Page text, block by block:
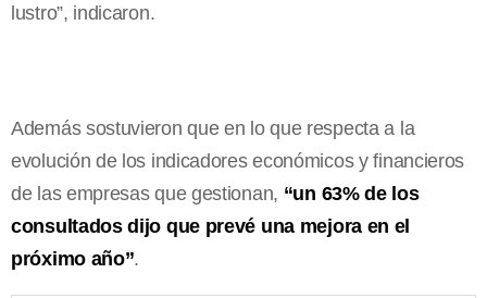
lustro”, indicaron.
Además sostuvieron que en lo que respecta a la
evolución de los indicadores económicos y financieros
de las empresas que gestionan, “un 63% de los
consultados dijo que prevé una mejora en el
próximo año”.